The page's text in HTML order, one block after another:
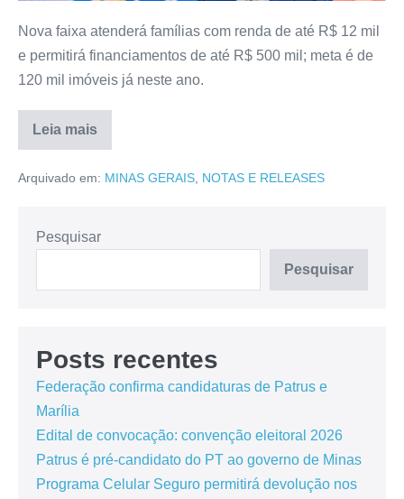
Nova faixa atenderá famílias com renda de até R$ 12 mil
e permitirá financiamentos de até R$ 500 mil; meta é de
120 mil imóveis já neste ano.
Leia mais
Arquivado em: MINAS GERAIS NOTAS E RELEASES
Pesquisar
Pesquisar
Posts recentes
Federação confirma candidaturas de Patrus e
Marília
Edital de convocação: convenção eleitoral 2026
Patrus é pré-candidato do PT ao governo de Minas
Programa Celular Seguro permitirá devolução nos